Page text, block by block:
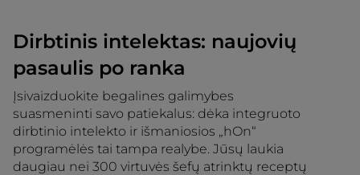
Dirbtinis intelektas: naujovių
pasaulis po ranka
Įsivaizduokite begalines galimybes
suasmeninti savo patiekalus: dėka integruoto
dirbtinio intelekto ir išmaniosios „hOn“
programėlės tai tampa realybe. Jūsų laukia
daugiau nei 300 virtuvės šefų atrinktų receptų